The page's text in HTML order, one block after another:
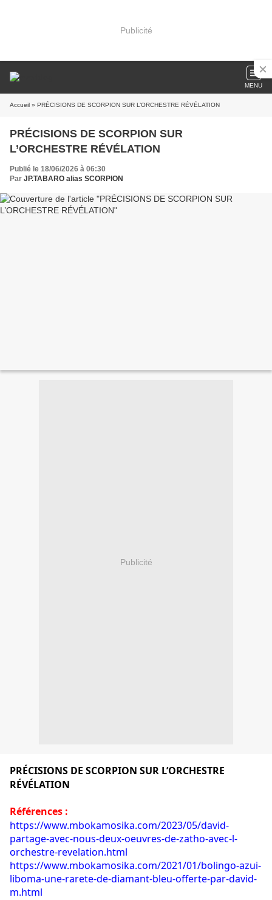
Publicité
MENU
Accueil » PRÉCISIONS DE SCORPION SUR L’ORCHESTRE RÉVÉLATION
PRÉCISIONS DE SCORPION SUR
L’ORCHESTRE RÉVÉLATION
Publié le 18/06/2026 à 06:30
Par JP.TABARO alias SCORPION
Publicité
PRÉCISIONS DE SCORPION SUR L’ORCHESTRE
RÉVÉLATION
Références :
https://www.mbokamosika.com/2023/05/david-
partage-avec-nous-deux-oeuvres-de-zatho-avec-l-
orchestre-revelation.html
https://www.mbokamosika.com/2021/01/bolingo-azui-
liboma-une-rarete-de-diamant-bleu-offerte-par-david-
m.html